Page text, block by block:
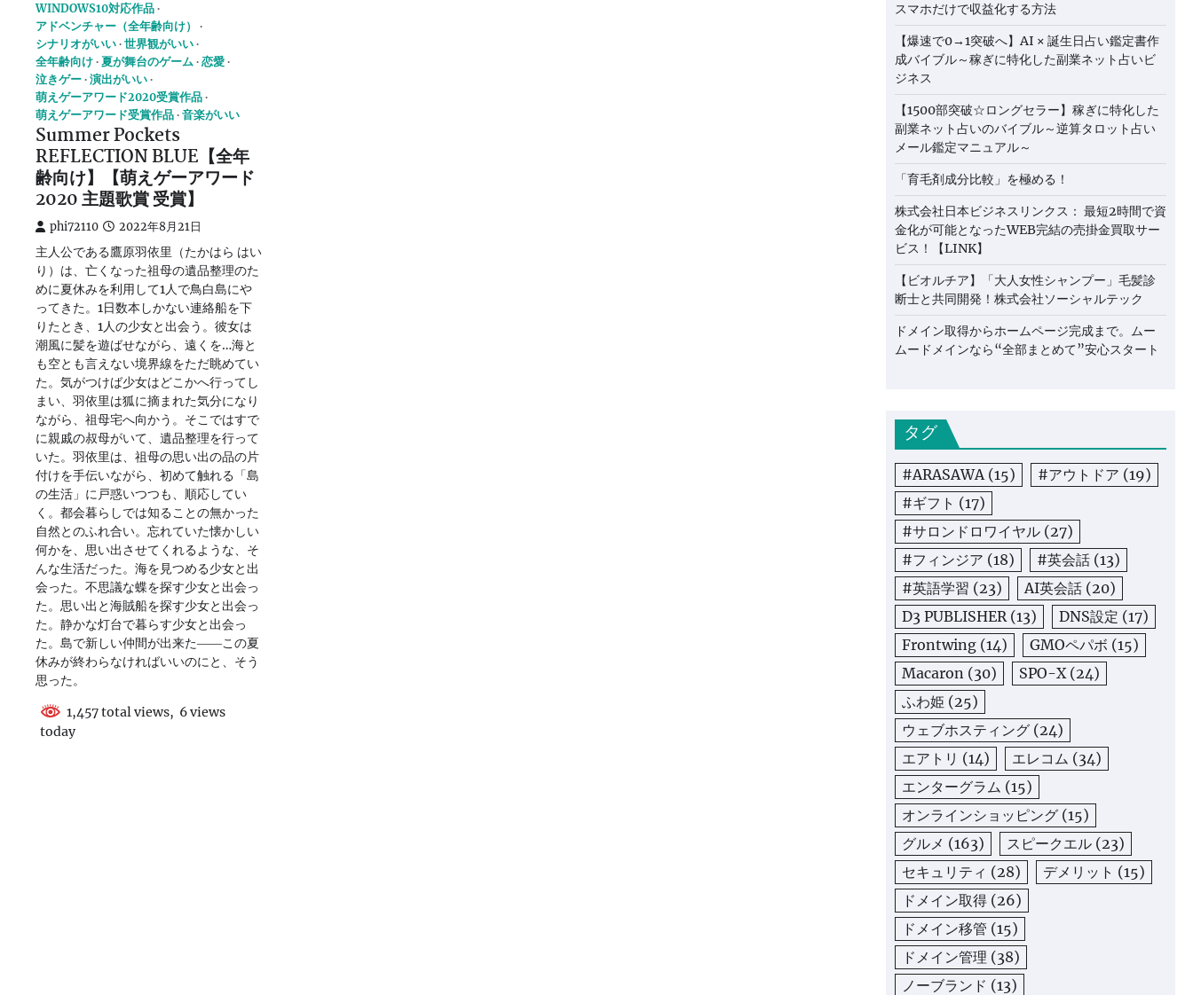
WINDOWS10対応作品
アドベンチャー（全年齢向け）
シナリオがいい 世界観がいい
全年齢向け 夏が舞台のゲーム 恋愛
泣きゲー 演出がいい
萌えゲーアワード2020受賞作品
萌えゲーアワード受賞作品 音楽がいい
Summer Pockets
REFLECTION BLUE【全年
齢向け】【萌えゲーアワード
2020 主題歌賞 受賞】
phi72110 2022年8月21日
主人公である鷹原羽依里（たかはら はい
り）は、亡くなった祖母の遺品整理のた
めに夏休みを利用して1人で鳥白島にや
ってきた。1日数本しかない連絡船を下
りたとき、1人の少女と出会う。彼女は
潮風に髪を遊ばせながら、遠くを…海と
も空とも言えない境界線をただ眺めてい
た。気がつけば少女はどこかへ行ってし
まい、羽依里は狐に摘まれた気分になり
ながら、祖母宅へ向かう。そこではすで
に親戚の叔母がいて、遺品整理を行って
いた。羽依里は、祖母の思い出の品の片
付けを手伝いながら、初めて触れる「島
の生活」に戸惑いつつも、順応してい
く。都会暮らしでは知ることの無かった
自然とのふれ合い。忘れていた懐かしい
何かを、思い出させてくれるような、そ
んな生活だった。海を見つめる少女と出
会った。不思議な蝶を探す少女と出会っ
た。思い出と海賊船を探す少女と出会っ
た。静かな灯台で暮らす少女と出会っ
た。島で新しい仲間が出来た――この夏
休みが終わらなければいいのにと、そう
思った。
1,457 total views, 6 views
today
スマホだけで収益化する方法
【爆速で0→1突破へ】AI × 誕生日占い鑑定書作
成バイブル～稼ぎに特化した副業ネット占いビ
ジネス
【1500部突破☆ロングセラー】稼ぎに特化した
副業ネット占いのバイブル～逆算タロット占い
メール鑑定マニュアル～
「育毛剤成分比較」を極める！
株式会社日本ビジネスリンクス： 最短2時間で資
金化が可能となったWEB完結の売掛金買取サー
ビス！【LINK】
【ビオルチア】「大人女性シャンプー」毛髪診
断士と共同開発！株式会社ソーシャルテック
ドメイン取得からホームページ完成まで。ムー
ムードメインなら“全部まとめて”安心スタート
タグ
#ARASAWA(15) #アウトドア (19)
#ギフト (17)
#サロンドロワイヤル (27)
#フィンジア (18) #英会話 (13)
#英語学習 (23) AI英会話 (20)
D3 PUBLISHER(13) DNS設定 (17)
Frontwing (14) GMOペパボ (15)
Macaron (30) SPO-X(24)
ふわ姫 (25)
ウェブホスティング (24)
エアトリ (14) エレコム (34)
エンターグラム (15)
オンラインショッピング (15)
グルメ (163) スピークエル (23)
セキュリティ (28) デメリット (15)
ドメイン取得 (26)
ドメイン移管 (15)
ドメイン管理 (38)
ノーブランド (13)